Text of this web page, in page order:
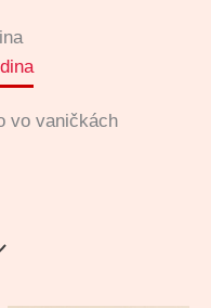
vo vaničkách